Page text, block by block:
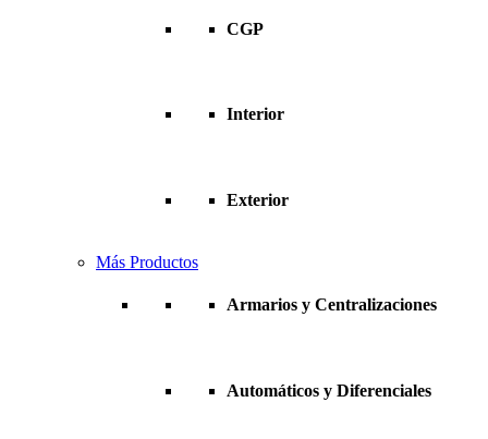
CGP
Interior
Exterior
Más Productos
Armarios y Centralizaciones
Automáticos y Diferenciales